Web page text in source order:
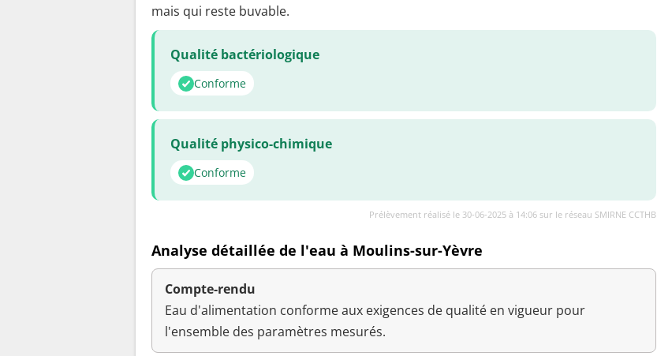
mais qui reste buvable.
Qualité bactériologique
Conforme
Qualité physico-chimique
Conforme
Prélèvement réalisé le 30-06-2025 à 14:06 sur le réseau SMIRNE CCTHB
Analyse détaillée de l'eau à Moulins-sur-Yèvre
Compte-rendu
Eau d'alimentation conforme aux exigences de qualité en vigueur pour
l'ensemble des paramètres mesurés.